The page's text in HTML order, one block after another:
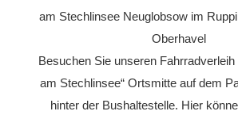
am Stechlinsee Neuglobsow im
Oberhavel
Besuchen Sie unseren Fahrradverleih
am Stechlinsee“ Ortsmitte auf dem
hinter der Bushaltestelle. Hier